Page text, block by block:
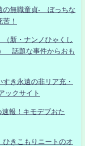
無職童貞- ぼっちな
！
新・ナンノひゃくし
話題な事件からおも
き永遠の非リア充・
ックサイト
報！キモデブおた
きこもりニートのオ